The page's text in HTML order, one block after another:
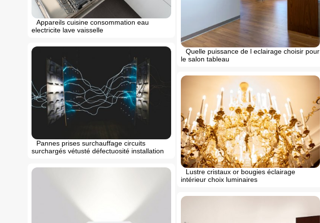
Quelle puissance de l eclairage choisir pour
le salon tableau
Appareils cuisine consommation eau
electricite lave vaisselle
Pannes prises surchauffage circuits
surchargés vétusté défectuosité installation
Lustre cristaux or bougies éclairage
intérieur choix luminaires